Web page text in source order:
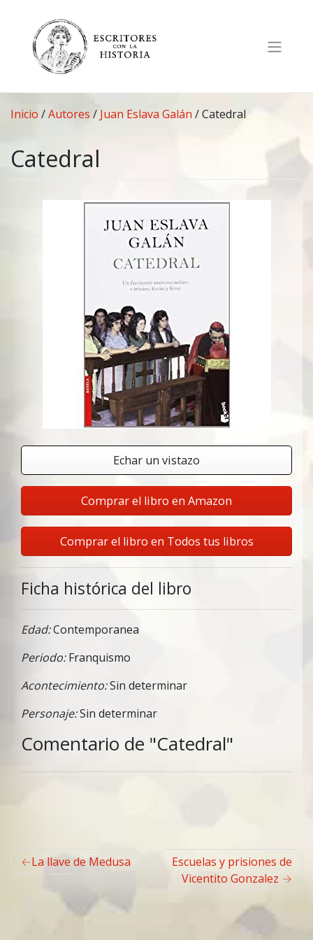
contenido
Inicio /Autores / Juan Eslava Galán /Catedral
Catedral
Echar un vistazo
Comprar el libro en Amazon
Comprar el libro en Todos tus libros
Ficha histórica del libro
Edad:Contemporanea
Periodo:Franquismo
Acontecimiento:Sin determinar
Personaje:Sin determinar
Comentario de "Catedral"
Navegación
de
entradas
La llave de Medusa
Escuelas y prisiones de
Vicentito Gonzalez